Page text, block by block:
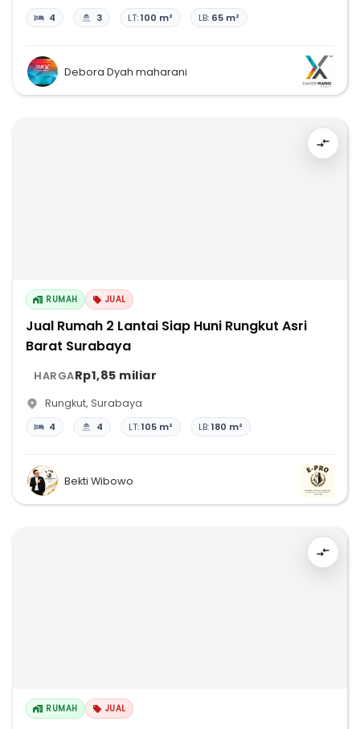
4 3 LT:100 m² LB: 65 m²
Debora Dyah maharani
RUMAH JUAL
Jual Rumah 2 Lantai Siap Huni Rungkut Asri
Barat Surabaya
HARGARp1,85 miliar
Rungkut, Surabaya
4 4 LT:105 m² LB:180 m²
Bekti Wibowo
RUMAH JUAL